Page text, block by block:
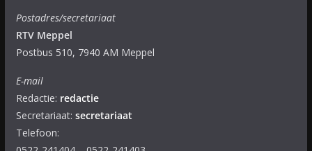
Postadres/secretariaat
RTV Meppel
Postbus 510, 7940 AM Meppel
E-mail
Redactie: redactie
Secretariaat: secretariaat
Telefoon: